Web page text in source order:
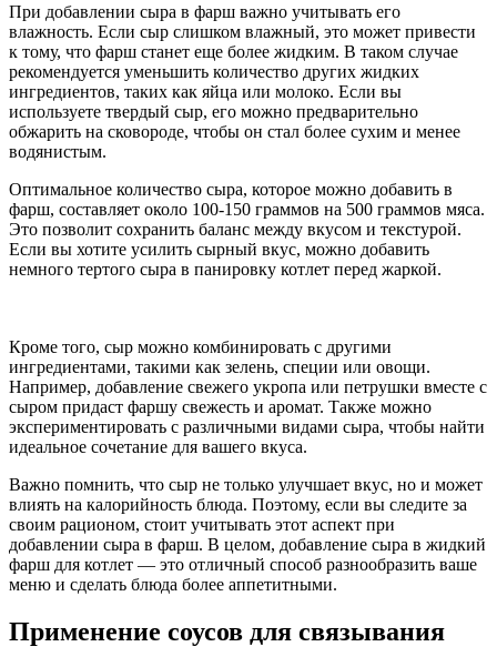
При добавлении сыра в фарш важно учитывать его
влажность. Если сыр слишком влажный, это может привести
к тому, что фарш станет еще более жидким. В таком случае
рекомендуется уменьшить количество других жидких
ингредиентов, таких как яйца или молоко. Если вы
используете твердый сыр, его можно предварительно
обжарить на сковороде, чтобы он стал более сухим и менее
водянистым.
Оптимальное количество сыра, которое можно добавить в
фарш, составляет около 100-150 граммов на 500 граммов мяса.
Это позволит сохранить баланс между вкусом и текстурой.
Если вы хотите усилить сырный вкус, можно добавить
немного тертого сыра в панировку котлет перед жаркой.
Кроме того, сыр можно комбинировать с другими
ингредиентами, такими как зелень, специи или овощи.
Например, добавление свежего укропа или петрушки вместе с
сыром придаст фаршу свежесть и аромат. Также можно
экспериментировать с различными видами сыра, чтобы найти
идеальное сочетание для вашего вкуса.
Важно помнить, что сыр не только улучшает вкус, но и может
влиять на калорийность блюда. Поэтому, если вы следите за
своим рационом, стоит учитывать этот аспект при
добавлении сыра в фарш. В целом, добавление сыра в жидкий
фарш для котлет — это отличный способ разнообразить ваше
меню и сделать блюда более аппетитными.
Применение соусов для связывания